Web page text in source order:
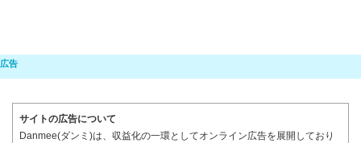
サイトの広告について
Danmee(ダンミ)は、収益化の一環としてオンライン広告を展開しており